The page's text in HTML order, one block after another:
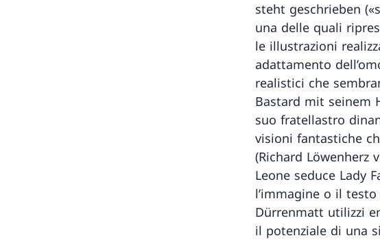
steht geschrieben
una delle quali
le illustrazioni
adattamento
realistici che
Bastard mit seinem
suo fratellastro
visioni fantastiche
(Richard Löwenherz
Leone seduce Lady
l’immagine o il
Dürrenmatt utilizzi
il potenziale di una